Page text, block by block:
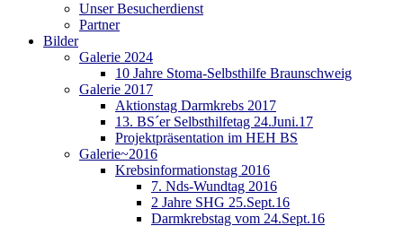
Unser Besucherdienst
Partner
Bilder
Galerie 2024
10 Jahre Stoma-Selbsthilfe Braunschweig
Galerie 2017
Aktionstag Darmkrebs 2017
13. BS´er Selbsthilfetag 24.Juni.17
Projektpräsentation im HEH BS
Galerie~2016
Krebsinformationstag 2016
7. Nds-Wundtag 2016
2 Jahre SHG 25.Sept.16
Darmkrebstag vom 24.Sept.16